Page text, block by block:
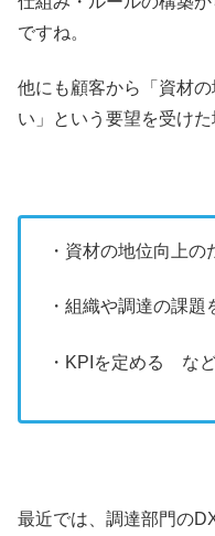
ですね。
他にも顧客から「資材
い」という要望を受け
・資材の地位向上
・組織や調達の課題
・KPIを定める な
最近では、調達部門の